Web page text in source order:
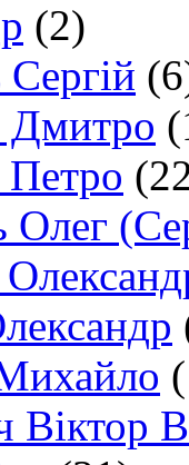
(2)
Дмитро
Віктор